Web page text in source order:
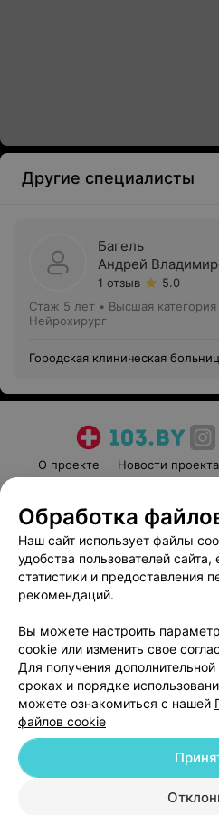
Другие специалисты
Багель
Андрей
1 отзыв
5.0
Стаж 5 лет • Высшая категория
Нейрохирург
Городская клиническая
О проекте Новости проекта
Пользовательское
Вакансии
Написать
Обработка
© 2026 ООО «Артокс Лаб», УНП
Обработка
Наш сайт использует файлы
удобства пользователей
статистики и предоставления
рекомендаций.
Вы можете настроить
cookie или изменить свое
Для получения
сроках и порядке
можете ознакомиться с нашей
файлов cookie